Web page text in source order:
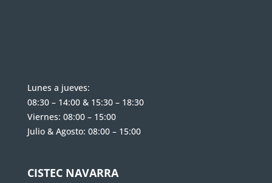
Lunes a jueves:
08:30 – 14:00 & 15:30 – 18:30
Viernes: 08:00 – 15:00
Julio & Agosto: 08:00 – 15:00
CISTEC NAVARRA